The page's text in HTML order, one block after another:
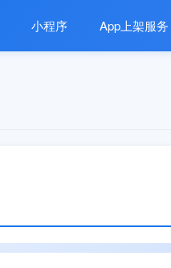
小程序 App上架服务